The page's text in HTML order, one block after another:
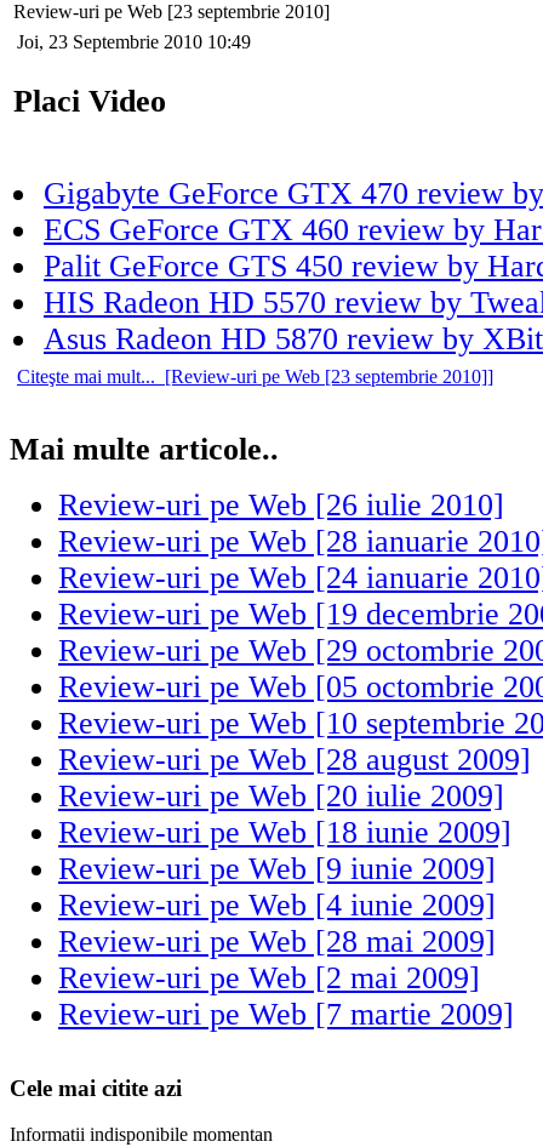
Review-uri pe Web [23 septembrie 2010]
Joi, 23 Septembrie 2010 10:49
Placi Video
Gigabyte GeForce GTX 470 review
ECS GeForce GTX 460 review by
Palit GeForce GTS 450 review by
HIS Radeon HD 5570 review by
Asus Radeon HD 5870 review by
Citeşte mai mult... [Review-uri pe Web [23 septembrie 2010]]
Mai multe articole..
Review-uri pe Web [26 iulie 2010]
Review-uri pe Web [28 ianuarie
Review-uri pe Web [24 ianuarie
Review-uri pe Web [19 decembrie
Review-uri pe Web [29 octombrie
Review-uri pe Web [05 octombrie
Review-uri pe Web [10 septembrie
Review-uri pe Web [28 august 2009]
Review-uri pe Web [20 iulie 2009]
Review-uri pe Web [18 iunie 2009]
Review-uri pe Web [9 iunie 2009]
Review-uri pe Web [4 iunie 2009]
Review-uri pe Web [28 mai 2009]
Review-uri pe Web [2 mai 2009]
Review-uri pe Web [7 martie 2009]
Cele mai citite azi
Informatii indisponibile momentan